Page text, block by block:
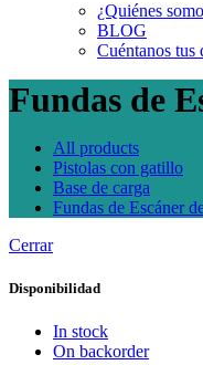
¿Quiénes
BLOG
Cuéntanos tus
Fundas de
All products
Pistolas con gatillo
Base de carga
Fundas de Escáner
Cerrar
Disponibilidad
In stock
On backorder